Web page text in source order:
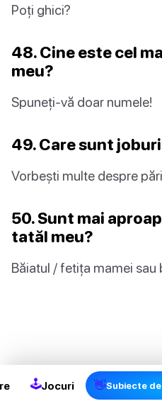
Poți ghici?
48. Cine este cel
meu?
Spuneți-vă doar numele!
49. Care sunt
Vorbești multe despre
50. Sunt mai
tatăl meu?
Băiatul / fetița mamei sau
🕹Jocuri 👋Subiecte